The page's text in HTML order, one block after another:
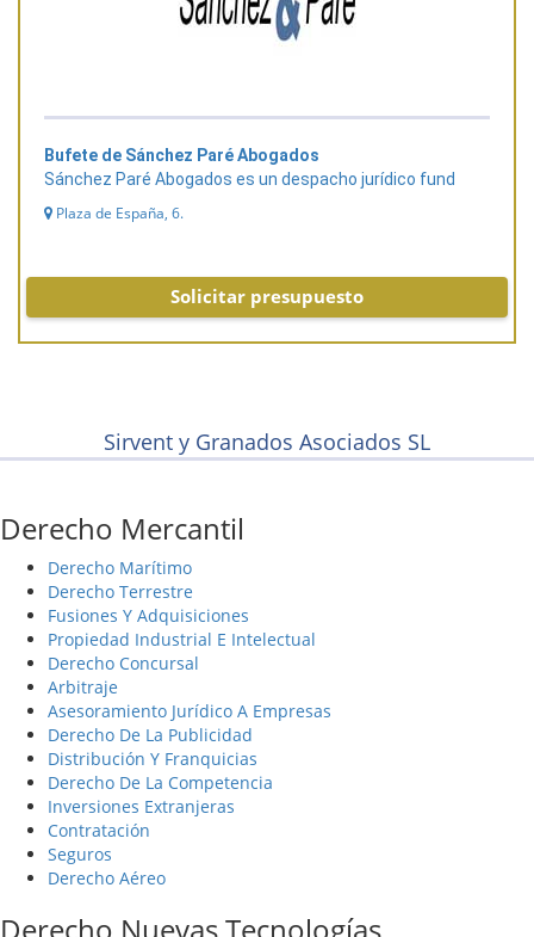
Bufete de Sánchez Paré Abogados
Sánchez Paré Abogados es un despacho jurídico fund
Plaza de España, 6.
Solicitar presupuesto
Sirvent y Granados Asociados SL
Derecho Mercantil
Derecho Marítimo
Derecho Terrestre
Fusiones Y Adquisiciones
Propiedad Industrial E Intelectual
Derecho Concursal
Arbitraje
Asesoramiento Jurídico A Empresas
Derecho De La Publicidad
Distribución Y Franquicias
Derecho De La Competencia
Inversiones Extranjeras
Contratación
Seguros
Derecho Aéreo